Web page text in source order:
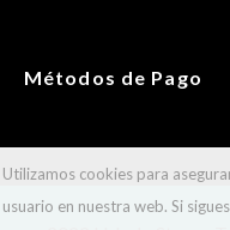
Métodos de Pago
Utilizamos cookies para
usuario en nuestra web. Si